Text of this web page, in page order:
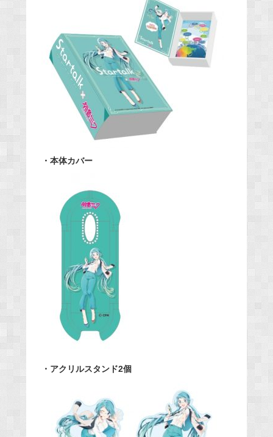
・本体カバー
・アクリルスタンド2個